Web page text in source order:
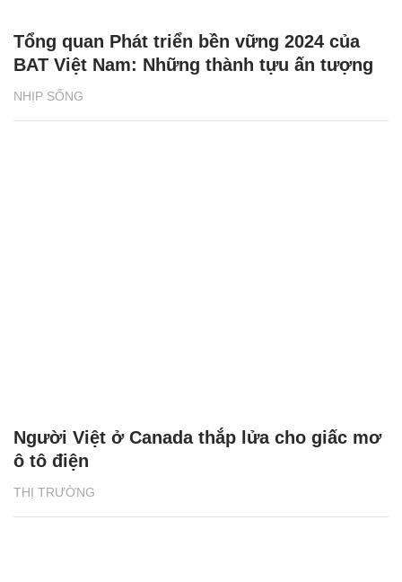
NHỊP SỐNG
Tổng quan Phát triển bền vững 2024 của
BAT Việt Nam: Những thành tựu ấn tượng
THỊ TRƯỜNG
Người Việt ở Canada thắp lửa cho giấc mơ
ô tô điện